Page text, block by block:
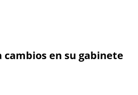
en su gabinete